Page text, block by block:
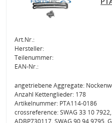
Art.Nr.:
Hersteller:
Teilenummer:
EAN-Nr.:
angetriebene Aggregate:
Anzahl Kettenglieder: 178
Artikelnummer: PTA114-0186
crossreference: SWAG 33 10 7922,
ADBP730117, SWAG 90 94 9795,